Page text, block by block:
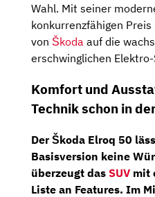
Wahl. Mit seiner
konkurrenzfähigen
von Škoda auf die
erschwinglichen Elektro-
Komfort und
Technik schon in
DerŠkoda Elroq 50
Basisversion keine
überzeugt das SUV mit
Liste an Features. Im